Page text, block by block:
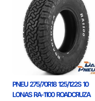
PNEU 275/70R18 125/122S 10
LONAS RA-1100 ROADCRUZA